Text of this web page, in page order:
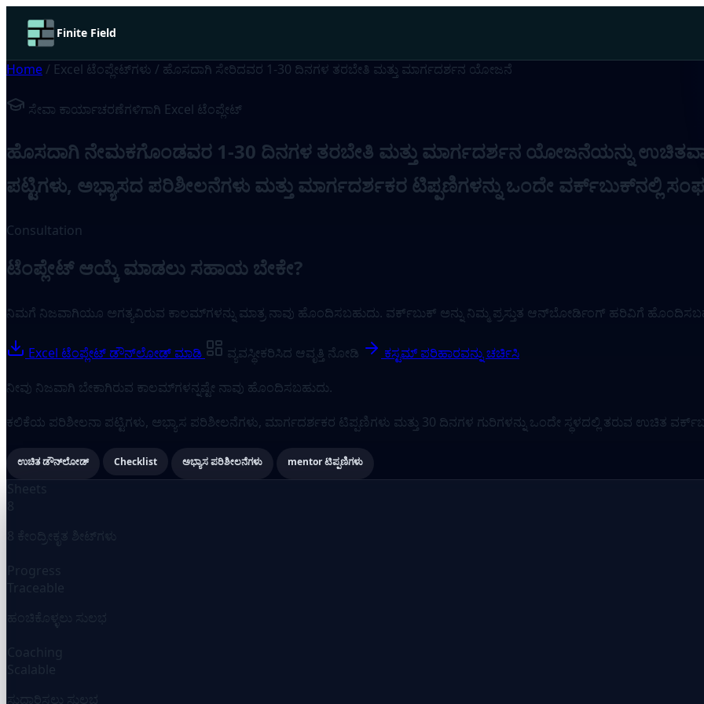
Finite Field
Home / Excel ಟೆಂಪ್ಲೇಟ್‌ಗಳು / ಹೊಸದಾಗಿ ಸೇರಿದವರ 1-30 ದಿನಗಳ ತರಬೇತಿ ಮತ್ತು ಮಾರ್ಗದರ್ಶನ ಯೋಜನೆ
ಸೇವಾ ಕಾರ್ಯಾಚರಣೆಗಳಿಗಾಗಿ Excel ಟೆಂಪ್ಲೇಟ್
ಹೊಸದಾಗಿ ನೇಮಕಗೊಂಡವರ 1-30 ದಿನಗಳ ತರಬೇತಿ ಮತ್ತು ಮಾರ್ಗದರ್ಶನ ಯೋಜನೆಯನ್ನು
ಪಟ್ಟಿಗಳು, ಅಭ್ಯಾಸದ ಪರಿಶೀಲನೆಗಳು ಮತ್ತು ಮಾರ್ಗದರ್ಶಕರ ಟಿಪ್ಪಣಿಗಳನ್ನು ಒಂದೇ ವರ್ಕ್‌ಬುಕ್‌ನಲ್ಲಿ
Consultation
ಟೆಂಪ್ಲೇಟ್ ಆಯ್ಕೆ ಮಾಡಲು ಸಹಾಯ ಬೇಕೇ?
ನಿಮಗೆ ನಿಜವಾಗಿಯೂ ಅಗತ್ಯವಿರುವ ಕಾಲಮ್‌ಗಳನ್ನು ಮಾತ್ರ ನಾವು ಹೊಂದಿಸಬಹುದು. ವರ್ಕ್‌ಬುಕ್ ಅನ್ನು ನಿಮ್ಮ ಪ್ರಸ್ತುತ ಆನ್‌ಬೋರ್ಡಿಂಗ್ ಹರಿವಿಗೆ
Excel ಟೆಂಪ್ಲೇಟ್ ಡೌನ್‌ಲೋಡ್ ಮಾಡಿ ವ್ಯವಸ್ಥೀಕರಿಸಿದ ಆವೃತ್ತಿ ನೋಡಿ
ಕಸ್ಟಮ್ ಪರಿಹಾರವನ್ನು ಚರ್ಚಿಸಿ
ನೀವು ನಿಜವಾಗಿ ಬೇಕಾಗಿರುವ ಕಾಲಮ್‌ಗಳನ್ನಷ್ಟೇ ನಾವು ಹೊಂದಿಸಬಹುದು.
ಕಲಿಕೆಯ ಪರಿಶೀಲನಾ ಪಟ್ಟಿಗಳು, ಅಭ್ಯಾಸ ಪರಿಶೀಲನೆಗಳು, ಮಾರ್ಗದರ್ಶಕರ ಟಿಪ್ಪಣಿಗಳು ಮತ್ತು 30 ದಿನಗಳ ಗುರಿಗಳನ್ನು ಒಂದೇ ಸ್ಥಳದಲ್ಲಿ ತರುವ ಉಚಿತ
ಉಚಿತ ಡೌನ್‌ಲೋಡ್ Checklist ಅಭ್ಯಾಸ ಪರಿಶೀಲನೆಗಳು mentor ಟಿಪ್ಪಣಿಗಳು
Sheets
8
8 ಕೇಂದ್ರೀಕೃತ ಶೀಟ್‌ಗಳು
Progress
Traceable
ಹಂಚಿಕೊಳ್ಳಲು ಸುಲಭ
Coaching
Scalable
ಸುಧಾರಿಸಲು ಸುಲಭ